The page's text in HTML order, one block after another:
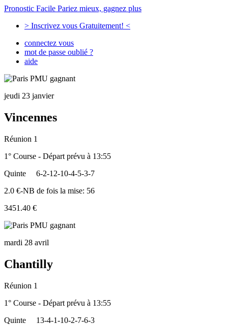
Pronostic Facile Pariez mieux, gagnez plus
> Inscrivez vous Gratuitement! <
connectez vous
mot de passe oublié ?
aide
jeudi 23 janvier
Vincennes
Réunion 1
1° Course - Départ prévu à 13:55
Quinte
6-2-12-10-4-5-3-7
2.0 €-NB de fois la mise: 56
3451.40 €
mardi 28 avril
Chantilly
Réunion 1
1° Course - Départ prévu à 13:55
Quinte
13-4-1-10-2-7-6-3